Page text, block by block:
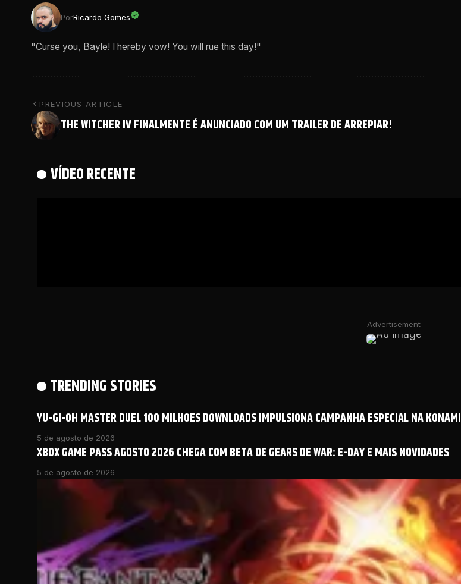
PorRicardo Gomes
"Curse you, Bayle! I hereby vow! You will rue this day!"
PREVIOUS ARTICLE
THE WITCHER IV FINALMENTE É ANUNCIADO COM UM TRAILER DE ARREPIAR!
VÍDEO RECENTE
- Advertisement -
TRENDING STORIES
YU-GI-OH MASTER DUEL 100 MILHOES DOWNLOADS IMPULSIONA CAMPANHA ESPECIAL NA KONAMI
5 de agosto de 2026
XBOX GAME PASS AGOSTO 2026 CHEGA COM BETA DE GEARS DE WAR: E-DAY E MAIS NOVIDADES
5 de agosto de 2026